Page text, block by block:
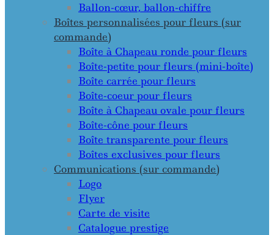
Ballon-cœur, ballon-chiffre
Boîtes personnalisées pour fleurs (sur
commande)
Boîte à Chapeau ronde pour fleurs
Boîte-petite pour fleurs (mini-boîte)
Boîte carrée pour fleurs
Boîte-coeur pour fleurs
Boîte à Chapeau ovale pour fleurs
Boîte-cône pour fleurs
Boîte transparente pour fleurs
Boîtes exclusives pour fleurs
Communications (sur commande)
Logo
Flyer
Carte de visite
Catalogue prestige